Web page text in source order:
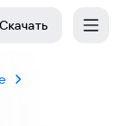
Скачать